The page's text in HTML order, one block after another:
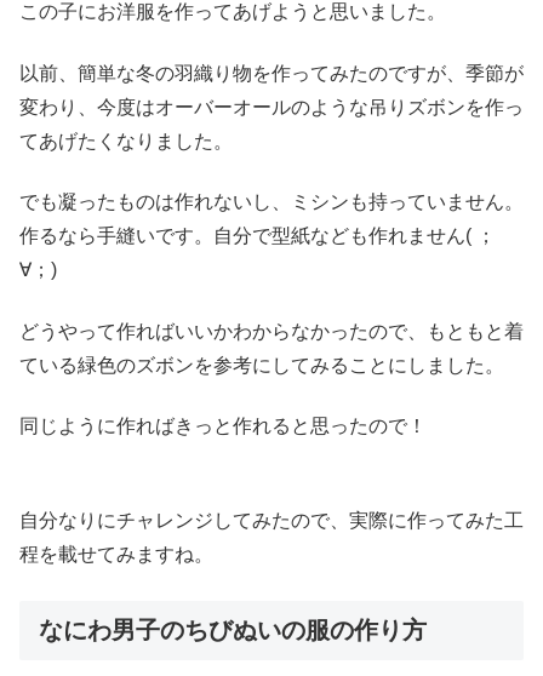
この子にお洋服を作ってあげようと思いました。
以前、簡単な冬の羽織り物を作ってみたのですが、季節が
変わり、今度はオーバーオールのような吊りズボンを作っ
てあげたくなりました。
でも凝ったものは作れないし、ミシンも持っていません。
作るなら手縫いです。自分で型紙なども作れません( ；
∀；)
どうやって作ればいいかわからなかったので、もともと着
ている緑色のズボンを参考にしてみることにしました。
同じように作ればきっと作れると思ったので！
自分なりにチャレンジしてみたので、実際に作ってみた工
程を載せてみますね。
なにわ男子のちびぬいの服の作り方